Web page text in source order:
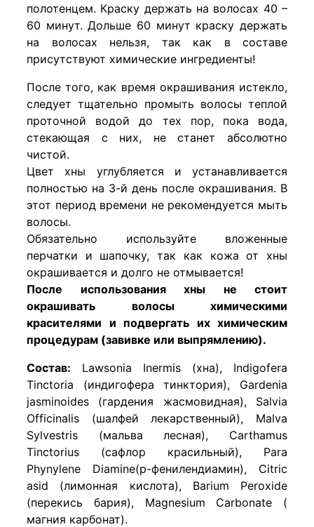
полотенцем. Краску держать на волосах 40 –
60 минут. Дольше 60 минут краску держать
на волосах нельзя, так как в составе
присутствуют химические ингредиенты!
После того, как время окрашивания истекло,
следует тщательно промыть волосы теплой
проточной водой до тех пор, пока вода,
стекающая с них, не станет абсолютно
чистой.
Цвет хны углубляется и устанавливается
полностью на 3-й день после окрашивания. В
этот период времени не рекомендуется мыть
волосы.
Обязательно используйте вложенные
перчатки и шапочку, так как кожа от хны
окрашивается и долго не отмывается!
После использования хны не стоит
окрашивать волосы химическими
красителями и подвергать их химическим
процедурам (завивке или выпрямлению).
Состав: Lawsonia Inermis (хна), Indigofera
Tinctoria (индигофера тинктория), Gardenia
jasminoides (гардения жасмовидная), Salvia
Officinalis (шалфей лекарственный), Malva
Sylvestris (мальва лесная), Carthamus
Tinctorius (сафлор красильный), Para
Phynylene Diamine(р-фенилендиамин), Citric
asid (лимонная кислота), Barium Peroxide
(перекись бария), Magnesium Carbonate (
магния карбонат).